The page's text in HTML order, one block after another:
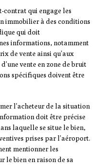
contrat qui engage les
immobilier à des conditions
qui doit
informations, notamment
de vente ainsi qu’aux
vente en zone de bruit
spécifiques doivent être
l’acheteur de la situation
doit être précise
laquelle se situe le bien,
prises par l’aéroport.
mentionner les
le bien en raison de sa